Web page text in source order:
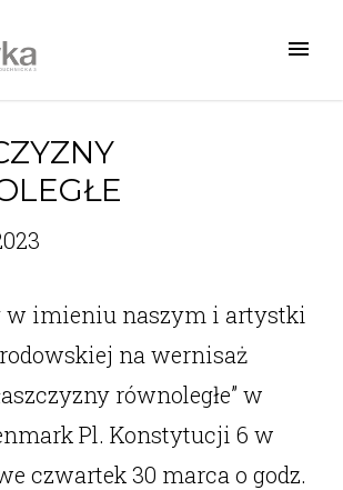
w imieniu naszym i artystki
na wernisaż
równoległe” w
Pl. Konstytucji 6 w
czwartek 30 marca o godz.